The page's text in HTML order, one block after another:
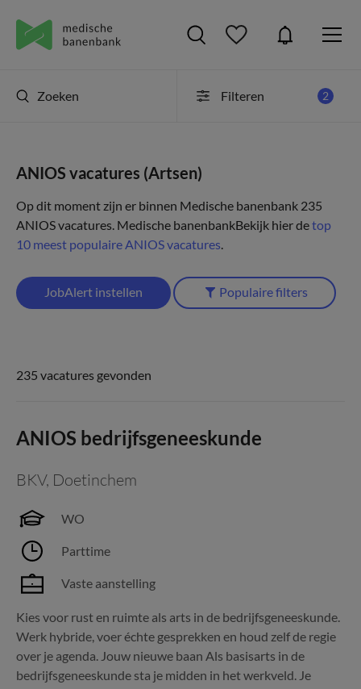
Zoeken Filteren 2
ANIOS vacatures (Artsen)
Op dit moment zijn er binnen Medische banenbank 235
ANIOS vacatures. Medische banenbankBekijk hier detop
10 meest populaire ANIOS vacatures.
JobAlert instellen Populaire filters
235 vacatures gevonden
ANIOS bedrijfsgeneeskunde
BKV, Doetinchem
WO
Parttime
Vaste aanstelling
Kies voor rust en ruimte als arts in de bedrijfsgeneeskunde.
Werk hybride, voer échte gesprekken en houd zelf de regie
over je agenda. Jouw nieuwe baan Als basisarts in de
bedrijfsgeneeskunde sta je midden in het werkveld. Je